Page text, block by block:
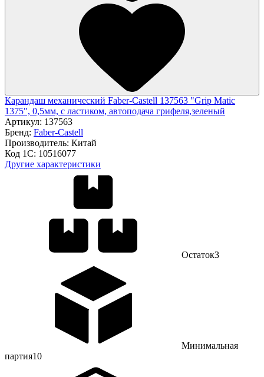
Карандаш механический Faber-Castell 137563 "Grip Matic
1375", 0,5мм, с ластиком, автоподача грифеля,зеленый
Артикул: 137563
Бренд: Faber-Castell
Производитель: Китай
Код 1С: 10516077
Другие характеристики
Остаток3
Минимальная
партия10